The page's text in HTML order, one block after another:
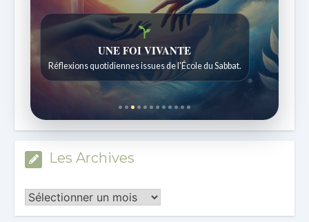
UNE FOI VIVANTE
Réflexions quotidiennes issues de l'École du Sabbat.
Les Archives
Les
Archives